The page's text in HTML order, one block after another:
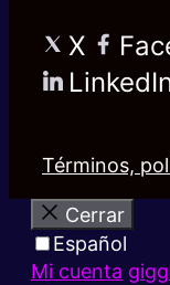
X
Términos,
Cerrar
Español
Mi cuenta